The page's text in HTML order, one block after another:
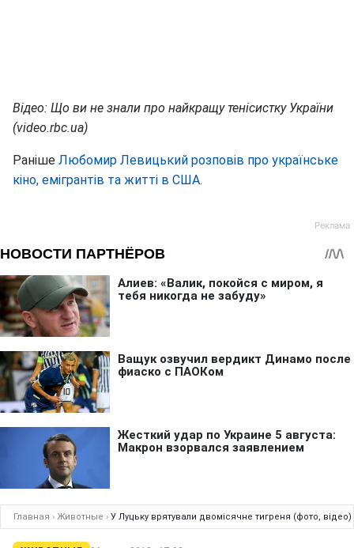
Відео: Що ви не знали про найкращу тенісистку України
(video.rbc.ua)
Раніше Любомир Левицький розповів про українське
кіно, емігрантів та житті в США.
Главная › Животные › У Луцьку врятували двомісячне тигреня (фото, відео)